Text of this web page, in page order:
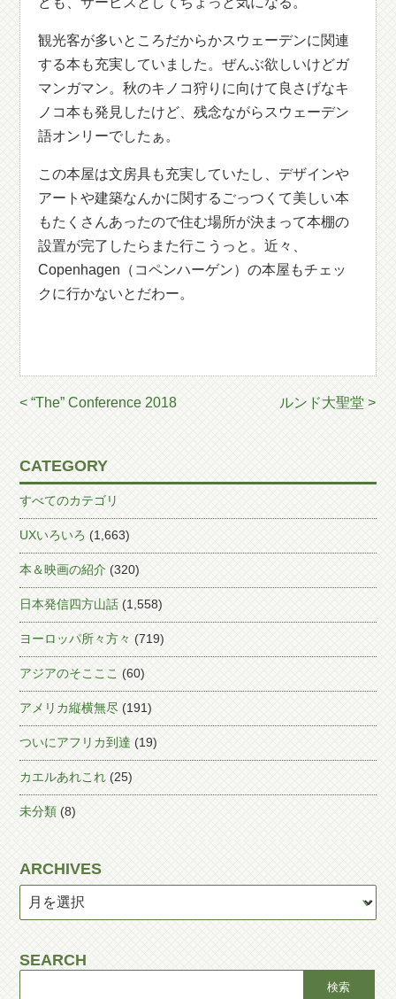
観光客が多いところだからかスウェーデンに関連
する本も充実していました。ぜんぶ欲しいけどガ
マンガマン。秋のキノコ狩りに向けて良さげなキ
ノコ本も発見したけど、残念ながらスウェーデン
語オンリーでしたぁ。
この本屋は文房具も充実していたし、デザインや
アートや建築なんかに関するごっつくて美しい本
もたくさんあったので住む場所が決まって本棚の
設置が完了したらまた行こうっと。近々、
Copenhagen（コペンハーゲン）の本屋もチェッ
クに行かないとだわー。
< “The” Conference 2018 ルンド大聖堂 >
CATEGORY
すべてのカテゴリ
UXいろいろ (1,663)
本＆映画の紹介 (320)
日本発信四方山話 (1,558)
ヨーロッパ所々方々 (719)
アジアのそこここ (60)
アメリカ縦横無尽 (191)
ついにアフリカ到達 (19)
カエルあれこれ (25)
未分類 (8)
ARCHIVES
SEARCH